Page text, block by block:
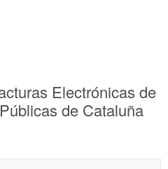
Electrónicas de
de Cataluña